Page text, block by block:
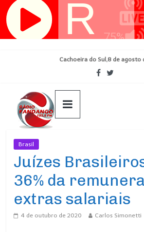
Pular
para
Cachoeira do Sul,8 de agosto
Brasil
Juízes
36% da
extras salariais
4 de outubro de 2020 Carlos Simonetti